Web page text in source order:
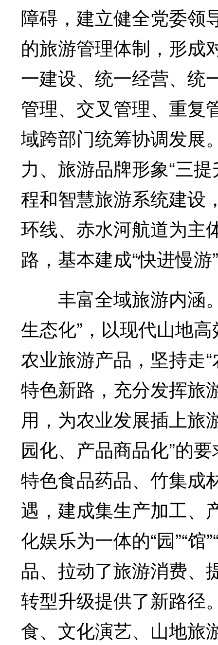
障碍，建立健全党委领
的旅游管理体制，形成
一建设、统一经营、统
管理、交叉管理、重复
域跨部门统筹协调发展
力、旅游品牌形象“三
程和智慧旅游系统建设
环线、赤水河航道为主
路，基本建成“快进慢
丰富全域旅游内涵。
生态化”，以现代山地
农业旅游产品，坚持走
特色新路，充分发挥旅
用，为农业发展插上旅
园化、产品商品化”的
特色食品药品、竹集成
遇，建成集生产加工、
化娱乐为一体的“园”“
品、拉动了旅游消费、
转型升级提供了新路径
食、文化演艺、山地旅